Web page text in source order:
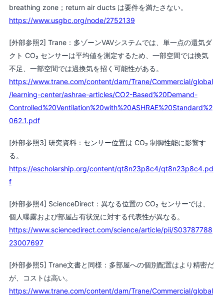
breathing zone；return air ducts は要件を満たさない。
https://www.usgbc.org/node/2752139
[外部参照2] Trane：多ゾーンVAVシステムでは、単一点の還気ダ
クト CO₂ センサーは平均値を測定するため、一部空間では換気
不足、一部空間では過換気を招く可能性がある。
https://www.trane.com/content/dam/Trane/Commercial/global
/learning-center/ashrae-articles/CO2-Based%20Demand-
Controlled%20Ventilation%20with%20ASHRAE%20Standard%2
062.1.pdf
[外部参照3] 研究資料：センサー位置は CO₂ 制御性能に影響す
る。
https://escholarship.org/content/qt8n23p8c4/qt8n23p8c4.pd
f
[外部参照4] ScienceDirect：異なる位置の CO₂ センサーでは、
個人曝露および部屋占有状況に対する代表性が異なる。
https://www.sciencedirect.com/science/article/pii/S03787788
23007697
[外部参照5] Trane文書と同様：多部屋への個別配置はより精密だ
が、コストは高い。
https://www.trane.com/content/dam/Trane/Commercial/global